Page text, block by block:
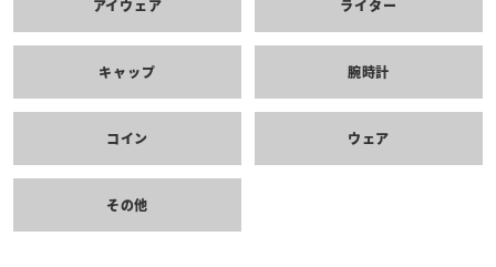
アイウェア ライター
キャップ 腕時計
コイン ウェア
その他